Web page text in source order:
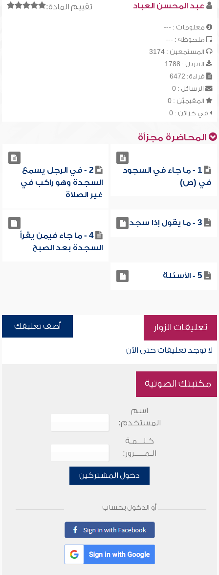
تقييم المادة: عبد المحسن العباد
معلومات : ---
ملحوظة : ---
المستمعين : 3174
التنزيل : 1788
قراءة: 6472
الرسائل : 0
المقيميّن : 0
في خزائن : 0
المحاضرة مجزأة
1 - ما جاء في السجود
في (ص)
2 - في الرجل يسمع
السجدة وهو راكب في
غير الصلاة
3 - ما يقول إذا سجد
4 - ما جاء فيمن يقرأ
السجدة بعد الصبح
5 - الأسئلة
تعليقات الزوار أضف تعليقك
لا توجد تعليقات حتى الآن
مكتبتك الصوتية
اسم
المستخدم:
كـلـــمـة
الـمـــــرور:
دخول المشتركين
أو الدخول بحساب